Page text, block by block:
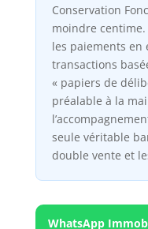
Conservation
moindre
les paiements en
transactions
« papiers de
préalable à la
seule véritable
double vente et
WhatsApp